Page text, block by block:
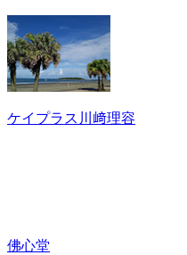
ケイプラス川﨑理容
佛心堂